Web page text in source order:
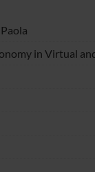
in Virtual